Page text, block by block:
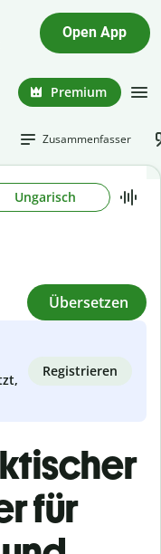
Open App
Premium
Zusammenfasser
Ungarisch
Übersetzen
Registrieren
für